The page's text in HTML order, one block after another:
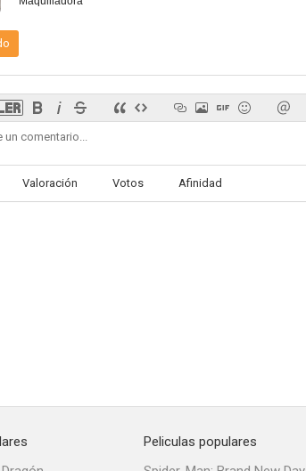
Valoración Votos Afinidad
Peliculas populares